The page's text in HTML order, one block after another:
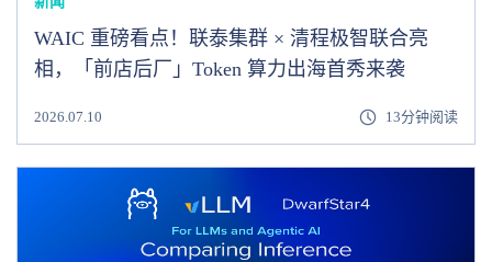
WAIC 重磅看点！联泰集群 × 清程极智联合亮
相，「前店后厂」Token 算力出海首秀来袭
2026.07.10 13分钟阅读